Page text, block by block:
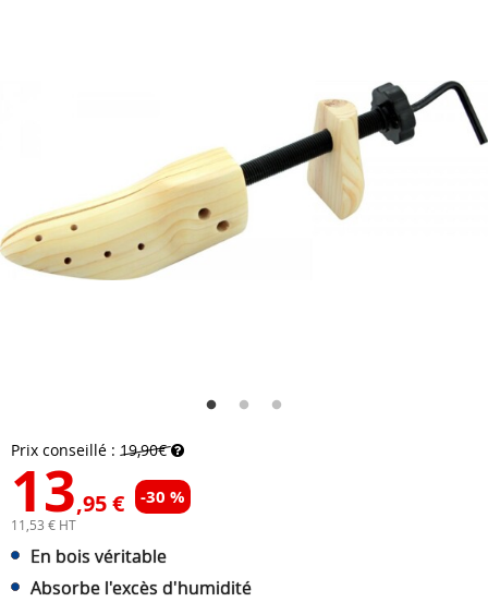
Prix conseillé : 19,90€
13,95 € -30 %
11,53 € HT
En bois véritable
Absorbe l'excès d'humidité